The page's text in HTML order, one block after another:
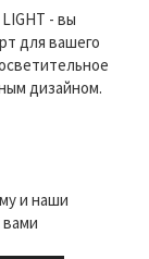
- вы
для вашего
дизайном.
и наши